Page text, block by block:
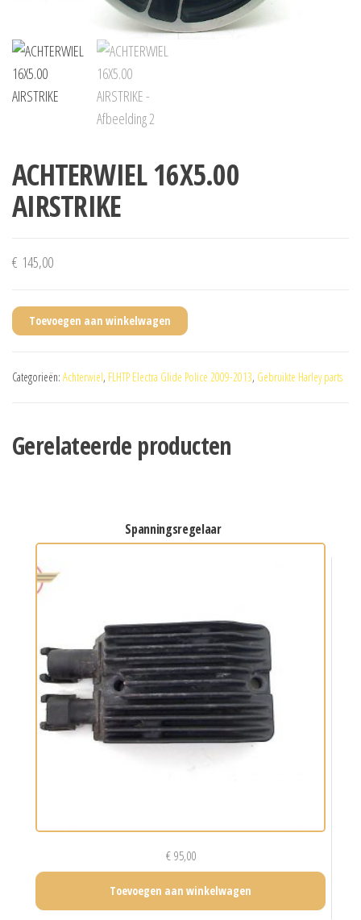
ACHTERWIEL 16X5.00
AIRSTRIKE
€ 145,00
Toevoegen aan winkelwagen
Categorieën: Achterwiel, FLHTP Electra Glide Police 2009-2013, Gebruikte Harley parts
Gerelateerde producten
spanningsregelaar
€95,00
Toevoegen aan winkelwagen